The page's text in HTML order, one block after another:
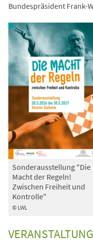
Bundespräsident Frank-
© LWL
Sonderausstellung "Die
Macht der Regeln!
Zwischen Freiheit und
Kontrolle"